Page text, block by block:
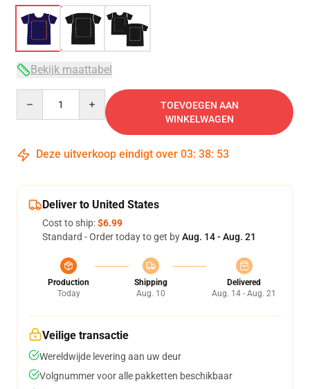
Bekijk maattabel
TOEVOEGEN AAN
WINKELWAGEN
Deze uitverkoop eindigt over 03: 38: 53
Deliver to United States
Cost to ship:$6.99
Standard - Order today to get byAug. 14 - Aug. 21
Production
Today
Shipping
Aug. 10
Delivered
Aug. 14 - Aug. 21
Veilige transactie
Wereldwijde levering aan uw deur
Volgnummer voor alle pakketten beschikbaar